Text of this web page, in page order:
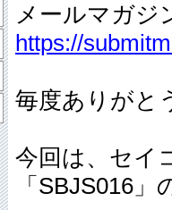
メールマガジ
https://
毎度ありがと
今回は、セイ
「SBJS016